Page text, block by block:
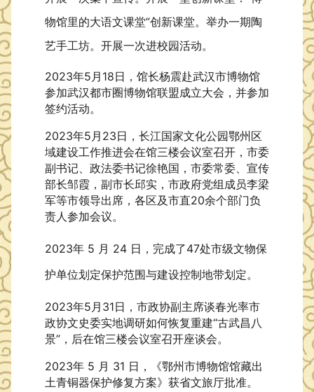
物馆里的大语文课堂”创新课堂。举办一期陶
艺手工坊。开展一次进校园活动。
2023年5月18日，馆长杨震赴武汉市博物馆
参加武汉都市圈博物馆联盟成立大会，并参加
签约活动。
2023年5月23日，长江国家文化公园鄂州区
域建设工作推进会在馆三楼会议室召开，市委
副书记、政法委书记徐艳国，市委常委、宣传
部长邹霞，副市长邱实，市政府党组成员李梁
军等市领导出席，各区及市直20余个部门负
责人参加会议。
2023年 5 月 24 日，完成了47处市级文物保
护单位划定保护范围与建设控制地带划定。
2023年5月31日，市政协副主席谈春光率市
政协文史委实地调研如何恢复重建“古武昌八
景”，后在馆三楼会议室召开座谈会。
2023年 5 月 31 日，《鄂州市博物馆馆藏出
土青铜器保护修复方案》获省文旅厅批准。